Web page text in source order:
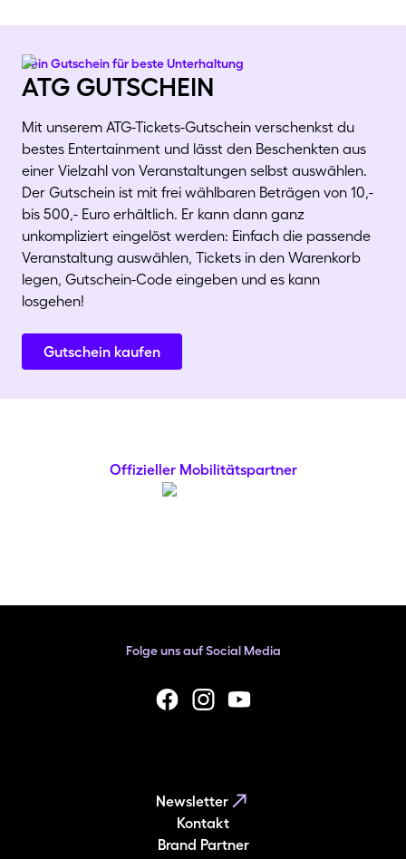
atg gutschein
Dein Gutschein für beste Unterhaltung
Mit unserem ATG-Tickets-Gutschein verschenkst du
bestes Entertainment und lässt den Beschenkten aus
einer Vielzahl von Veranstaltungen selbst auswählen.
Der Gutschein ist mit frei wählbaren Beträgen von 10,-
bis 500,- Euro erhältlich. Er kann dann ganz
unkompliziert eingelöst werden: Einfach die passende
Veranstaltung auswählen, Tickets in den Warenkorb
legen, Gutschein-Code eingeben und es kann
losgehen!
Gutschein kaufen
Offizieller Mobilitätspartner
Folge uns auf Social Media
facebookInstagramYouTube
Newsletter
Kontakt
Brand Partner